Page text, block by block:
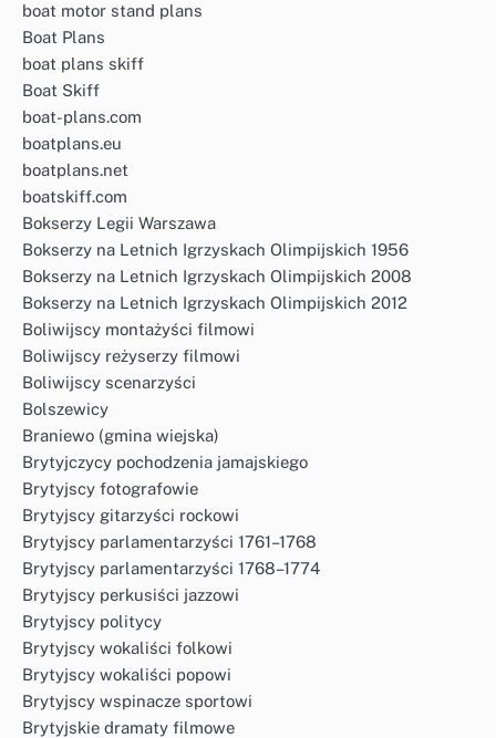
boat motor stand plans
Boat Plans
boat plans skiff
Boat Skiff
boat-plans.com
boatplans.eu
boatplans.net
boatskiff.com
Bokserzy Legii Warszawa
Bokserzy na Letnich Igrzyskach Olimpijskich 1956
Bokserzy na Letnich Igrzyskach Olimpijskich 2008
Bokserzy na Letnich Igrzyskach Olimpijskich 2012
Boliwijscy montażyści filmowi
Boliwijscy reżyserzy filmowi
Boliwijscy scenarzyści
Bolszewicy
Braniewo (gmina wiejska)
Brytyjczycy pochodzenia jamajskiego
Brytyjscy fotografowie
Brytyjscy gitarzyści rockowi
Brytyjscy parlamentarzyści 1761–1768
Brytyjscy parlamentarzyści 1768–1774
Brytyjscy perkusiści jazzowi
Brytyjscy politycy
Brytyjscy wokaliści folkowi
Brytyjscy wokaliści popowi
Brytyjscy wspinacze sportowi
Brytyjskie dramaty filmowe